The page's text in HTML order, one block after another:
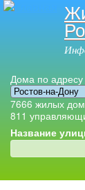
Дома по адресу
7666 жилых
811
Название